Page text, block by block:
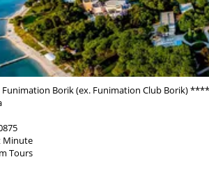
Funimation Borik (ex. Funimation Club Borik) ****
Minute
Tours